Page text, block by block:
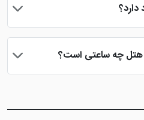
دارد؟
نوع اتاق و تعداد نفرات می توانید
هتل چه ساعتی است؟
ساعت تحویل اتاق ساعت 2 بعد از ظهر و ساعت تخلیه اتاق 12 ظهر